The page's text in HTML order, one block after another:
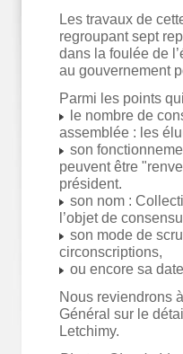
Les travaux de
regroupant sept
dans la foulée de
au gouvernement
Parmi les points
le nombre de
assemblée : les
son
peuvent être
président.
son nom :
l’objet de
son mode de
circonscriptions,
ou encore sa
Nous reviendrons
Général sur le
Letchimy.